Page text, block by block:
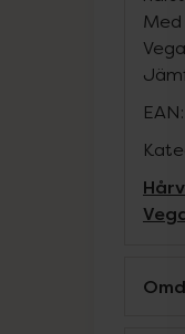
Med
EAN: